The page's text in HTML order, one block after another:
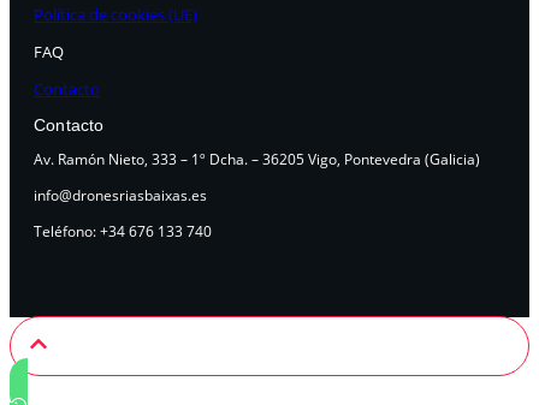
Política de cookies (UE)
FAQ
Contacto
Contacto
Av. Ramón Nieto, 333 – 1º Dcha. – 36205 Vigo, Pontevedra (Galicia)
info@dronesriasbaixas.es
Teléfono: +34 676 133 740